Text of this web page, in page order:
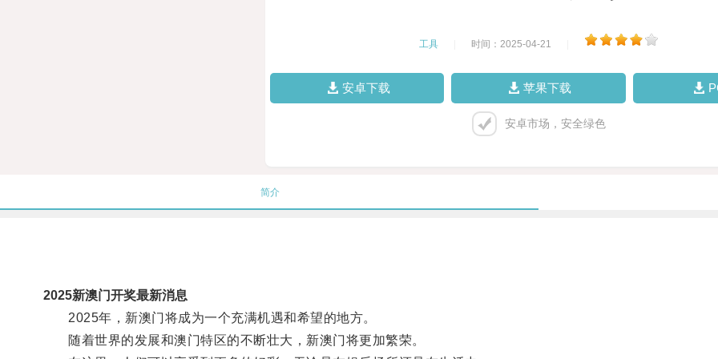
工具 时间：2025-04-21
安卓下载 苹果下载
安卓市场，安全绿色
简介
2025新澳门开奖最新消息
2025年，新澳门将成为一个充满机遇和希望的地方。
随着世界的发展和澳门特区的不断壮大，新澳门将更加繁荣。